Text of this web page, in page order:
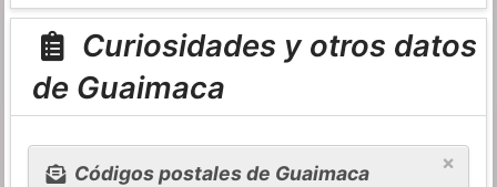
Curiosidades y otros datos
de Guaimaca
×
Códigos postales de Guaimaca